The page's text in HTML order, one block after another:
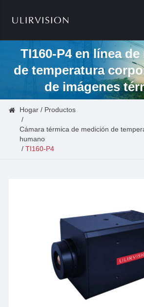
TI160-P4 en línea
de temperatura
de imágenes
Hogar Productos
Cámara térmica de medición de
humano
TI160-P4